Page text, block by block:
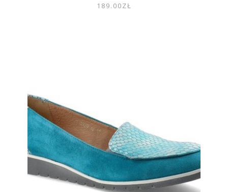
189.00ZŁ